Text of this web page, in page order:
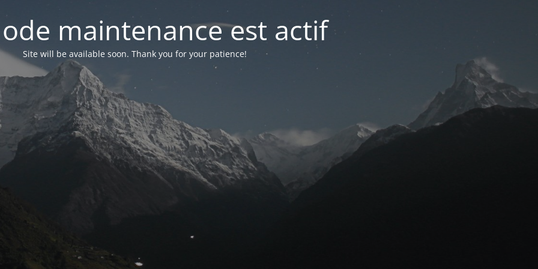
maintenance est actif
Site will be available soon. Thank you for your patience!